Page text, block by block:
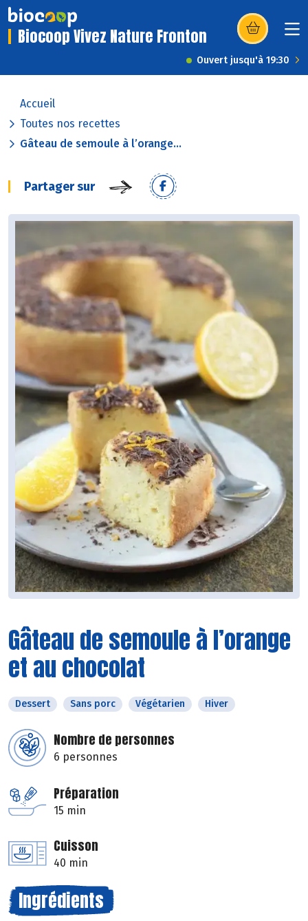
Biocoop Vivez Nature Fronton (s’ouvre dans
Ouvert jusqu'à 19:30
Accueil
Toutes nos recettes
Gâteau de semoule à l’orange...
Partager sur
Gâteau de semoule à l’orange
et au chocolat
Dessert Sans porc Végétarien Hiver
Nombre de personnes
6 personnes
Préparation
15 min
Cuisson
40 min
Ingrédients